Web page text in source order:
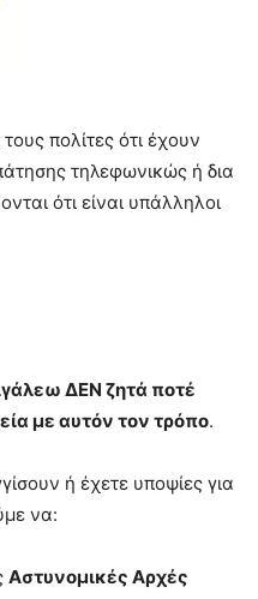
πολίτες ότι έχουν
τηλεφωνικώς ή δια
ότι είναι υπάλληλοι
ΔΕΝ ζητά ποτέ
με αυτόν τον τρόπο.
ή έχετε υποψίες για
να:
Αστυνομικές Αρχές